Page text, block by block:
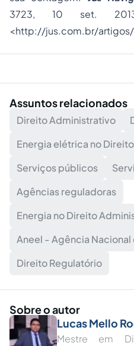
3723, 10 set.
<http://jus.com.br/
Assuntos relacionados
Direito Administrativo
Energia elétrica no
Serviços públicos
Agências reguladoras
Energia no Direito
Aneel - Agência
Direito Regulatório
Sobre o autor
Lucas Mello
Mestre em